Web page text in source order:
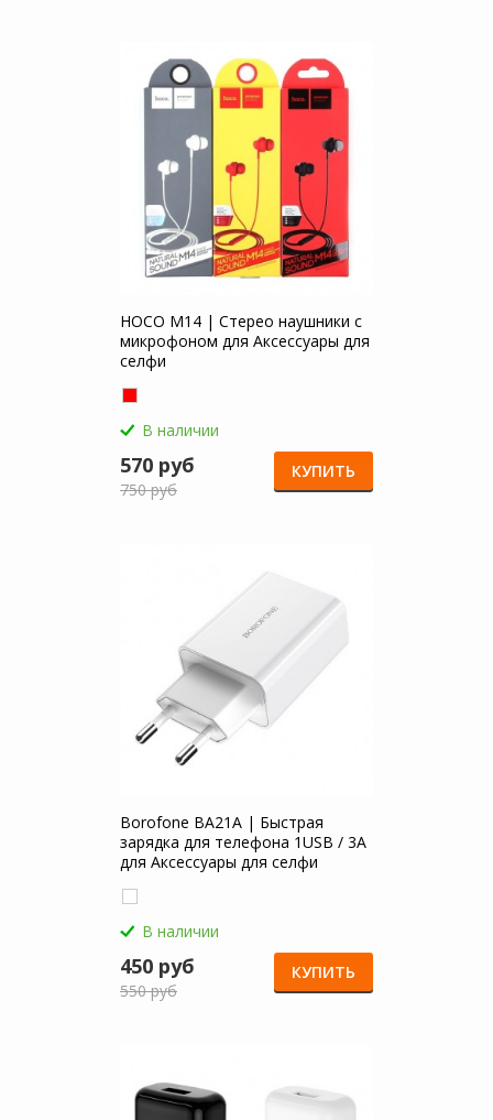
HOCO M14 | Стерео наушники с
микрофоном для Аксессуары для
селфи
В наличии
570 руб
750 руб
КУПИТЬ
Borofone BA21A | Быстрая
зарядка для телефона 1USB / 3A
для Аксессуары для селфи
В наличии
450 руб
550 руб
КУПИТЬ